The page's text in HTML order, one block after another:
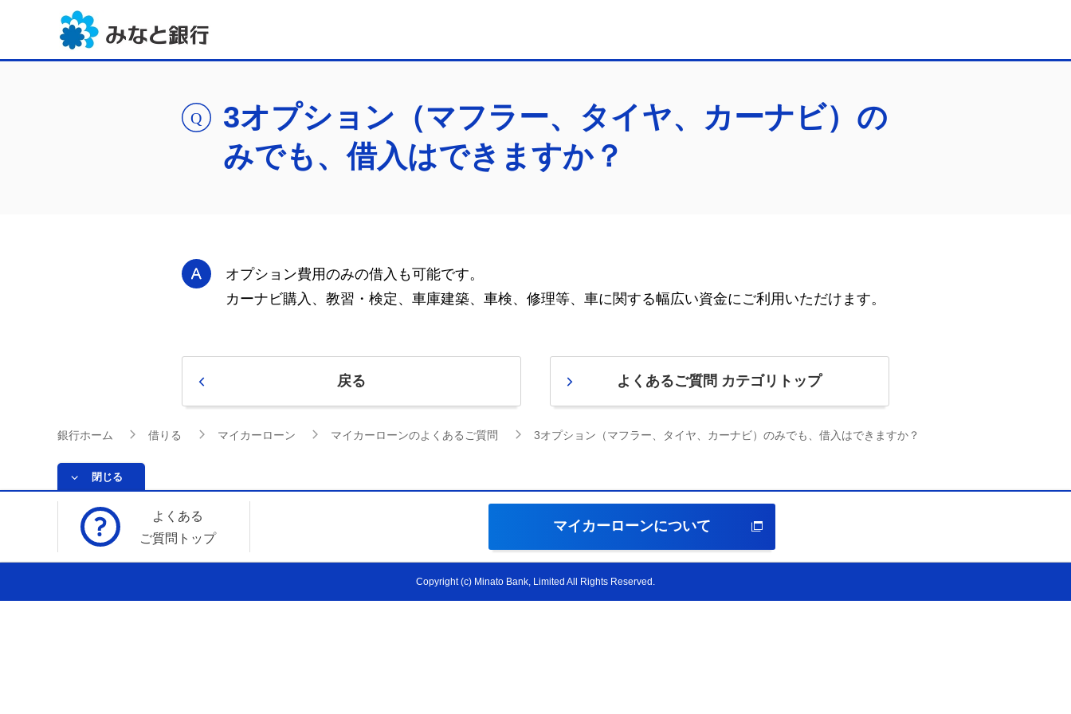
3オプション（マフラー、タイヤ、カーナビ）の
みでも、借入はできますか？
オプション費用のみの借入も可能です。
カーナビ購入、教習・検定、車庫建築、車検、修理等、車に関する幅広い資金にご利用いただけます。
戻る よくあるご質問 カテゴリトップ
銀行ホーム 借りる マイカーローン マイカーローンのよくあるご質問 3オプション（マフラー、タイヤ、カーナビ）のみでも、借入はできますか？
閉じる
よくある
ご質問トップ
マイカーローンについて
Copyright (c) Minato Bank, Limited All Rights Reserved.